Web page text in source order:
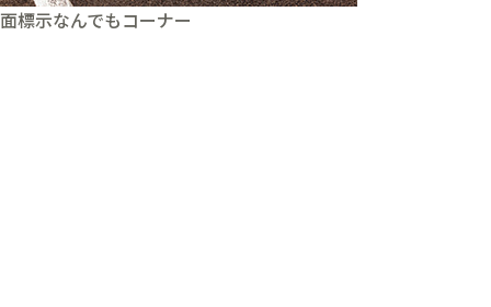
標示なんでもコーナー